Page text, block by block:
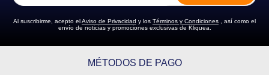
Al suscribirme, acepto elAviso de Privacidad y los Términos y Condiciones , así como el
envío de noticias y promociones exclusivas de Kliquea.
MÉTODOS DE PAGO